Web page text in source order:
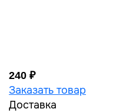
240 ₽
Заказать товар
Доставка